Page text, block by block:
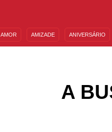
AMOR AMIZADE ANIVERSÁRIO
A